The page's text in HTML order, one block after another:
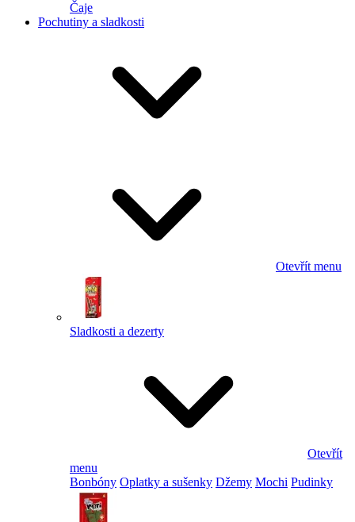
Čaje
Pochutiny a sladkosti
Otevřít menu
Sladkosti a dezerty
Otevřít
menu
Bonbóny Oplatky a sušenky Džemy Mochi Pudinky